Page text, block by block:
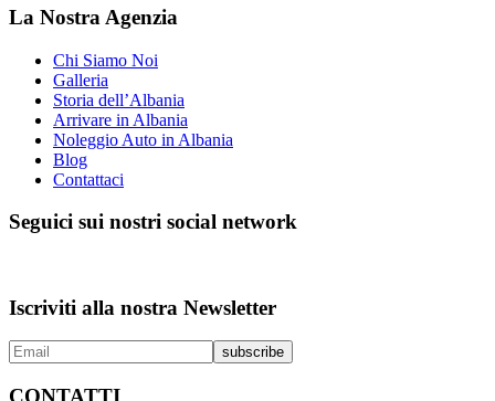
La Nostra Agenzia
Chi Siamo Noi
Galleria
Storia dell’Albania
Arrivare in Albania
Noleggio Auto in Albania
Blog
Contattaci
Seguici sui nostri social network
Iscriviti alla nostra Newsletter
CONTATTI